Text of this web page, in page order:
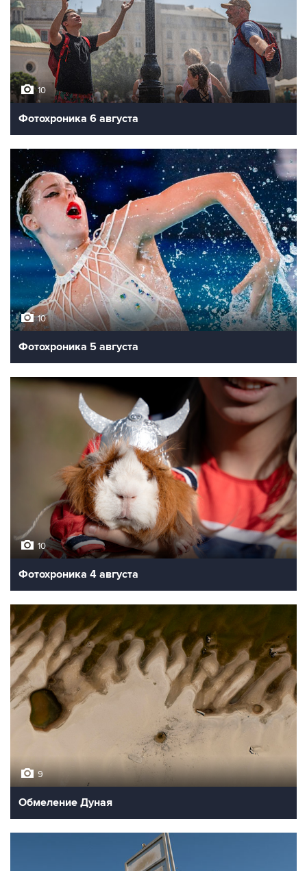
10
Фотохроника 6 августа
10
Фотохроника 5 августа
10
Фотохроника 4 августа
9
Обмеление Дуная